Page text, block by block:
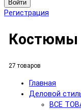
Войти
Регистрация
Костюмы
27 товаров
Главная
Деловой
ВСЕ